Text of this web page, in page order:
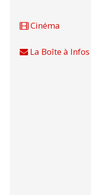
Cinéma
La Boîte à Infos